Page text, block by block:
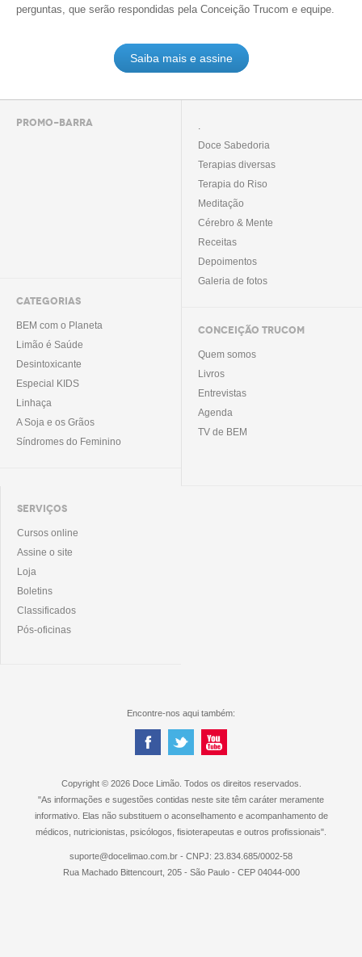
perguntas, que serão respondidas pela Conceição Trucom e equipe.
Saiba mais e assine
PROMO-BARRA
CATEGORIAS
BEM com o Planeta
Limão é Saúde
Desintoxicante
Especial KIDS
Linhaça
A Soja e os Grãos
Síndromes do Feminino
.
Doce Sabedoria
Terapias diversas
Terapia do Riso
Meditação
Cérebro & Mente
Receitas
Depoimentos
Galeria de fotos
CONCEIÇÃO TRUCOM
Quem somos
Livros
Entrevistas
Agenda
TV de BEM
SERVIÇOS
Cursos online
Assine o site
Loja
Boletins
Classificados
Pós-oficinas
Encontre-nos aqui também:
Copyright © 2026 Doce Limão. Todos os direitos reservados.
"As informações e sugestões contidas neste site têm caráter meramente
informativo. Elas não substituem o aconselhamento e acompanhamento de
médicos, nutricionistas, psicólogos, fisioterapeutas e outros profissionais".
suporte@docelimao.com.br - CNPJ: 23.834.685/0002-58
Rua Machado Bittencourt, 205 - São Paulo - CEP 04044-000